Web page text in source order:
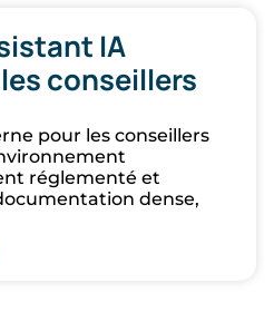
IA
conseillers
pour les conseillers
réglementé et
dense,